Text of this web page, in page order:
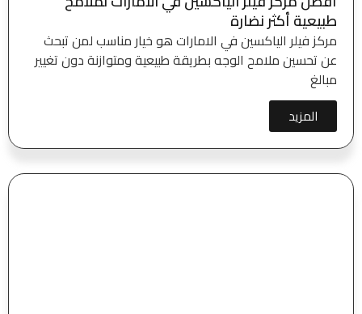
طبيعية أكثر نضارة
مركز فيلر الياكسين في الامارات هو خيار مناسب لمن تبحث
عن تحسين ملامح الوجه بطريقة طبيعية ومتوازنة دون تغيير
مبالغ
المزيد